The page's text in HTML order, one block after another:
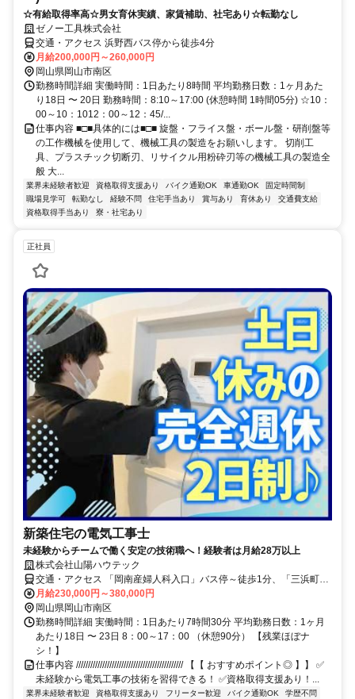
☆有給取得率高☆男女育休実績、家賃補助、社宅あり☆転勤なし
ゼノー工具株式会社
交通・アクセス 浜野西バス停から徒歩4分
月給200,000円～260,000円
岡山県岡山市南区
勤務時間詳細 実働時間：1日あたり8時間 平均勤務日数：1ヶ月あた
り18日 〜 20日 勤務時間：8:10～17:00 (休憩時間 1時間05分) ☆10：
00～10：1012：00～12：45/...
仕事内容 ■□■具体的には■□■ 旋盤・フライス盤・ボール盤・研削盤等
の工作機械を使用して、機械工具の製造をお願いします。 切削工
具、プラスチック切断刃、リサイクル用粉砕刃等の機械工具の製造全
般 大...
業界未経験者歓迎 資格取得支援あり バイク通勤OK 車通勤OK
固定時間制
職場見学可
転勤なし 経験不問 住宅手当あり 賞与あり 育休あり
交通費支給
資格取得手当あり
寮・社宅あり
正社員
新築住宅の電気工事士
未経験からチームで働く安定の技術職へ！経験者は月給28万以上
株式会社山陽ハウテック
交通・アクセス 「岡南産婦人科入口」バス停～徒歩1分、「三浜町」
バス停～徒歩1分 ※車・バイク通勤OK！
月給230,000円～380,000円
岡山県岡山市南区
勤務時間詳細 実働時間：1日あたり7時間30分 平均勤務日数：1ヶ月
あたり18日 〜 23日 8：00～17：00 （休憩90分） 【残業ほぼナ
シ！】
仕事内容 ///////////////////////////////////////////// 【【 おすすめポイント◎ 】】 ✅
未経験から電気工事の技術を習得できる！ ✅資格取得支援あり！...
業界未経験者歓迎 資格取得支援あり フリーター歓迎 バイク通勤OK
学歴不問